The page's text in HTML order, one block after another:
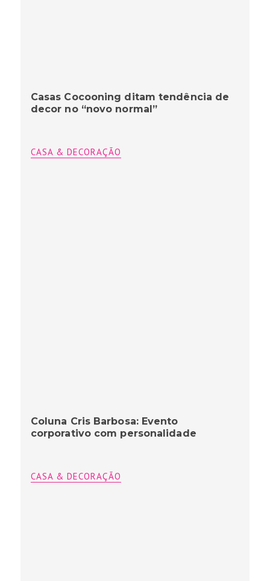
Casas Cocooning ditam tendência de
decor no “novo normal”
CASA & DECORAÇÃO
Coluna Cris Barbosa: Evento
corporativo com personalidade
CASA & DECORAÇÃO